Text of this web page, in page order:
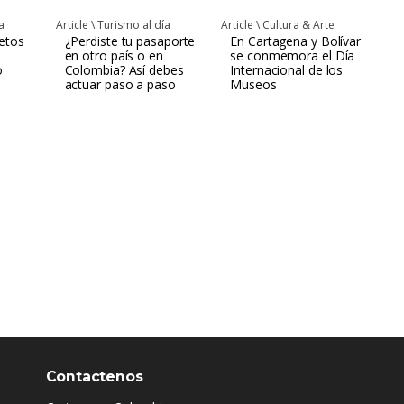
Article \ Turismo al día
¿Perdiste tu pasaporte
en otro país o en
Colombia? Así debes
actuar paso a paso
Article \ Cultura & Arte
En Cartagena y Bolívar
se conmemora el Día
Internacional de los
Museos
Contactenos